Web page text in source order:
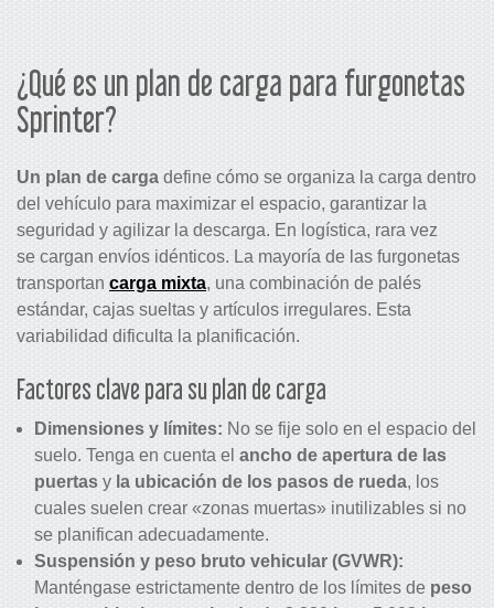
¿Qué es un plan de carga para furgonetas
Sprinter?
Un plan de carga define cómo se organiza la carga dentro
del vehículo para maximizar el espacio, garantizar la
seguridad y agilizar la descarga. En logística, rara vez
se cargan envíos idénticos. La mayoría de las furgonetas
transportan carga mixta, una combinación de palés
estándar, cajas sueltas y artículos irregulares. Esta
variabilidad dificulta la planificación.
Factores clave para su plan de carga
Dimensiones y límites: No se fije solo en el espacio del
suelo. Tenga en cuenta el ancho de apertura de las
puertas y la ubicación de los pasos de rueda, los
cuales suelen crear «zonas muertas» inutilizables si no
se planifican adecuadamente.
Suspensión y peso bruto vehicular (GVWR):
Manténgase estrictamente dentro de los límites de peso